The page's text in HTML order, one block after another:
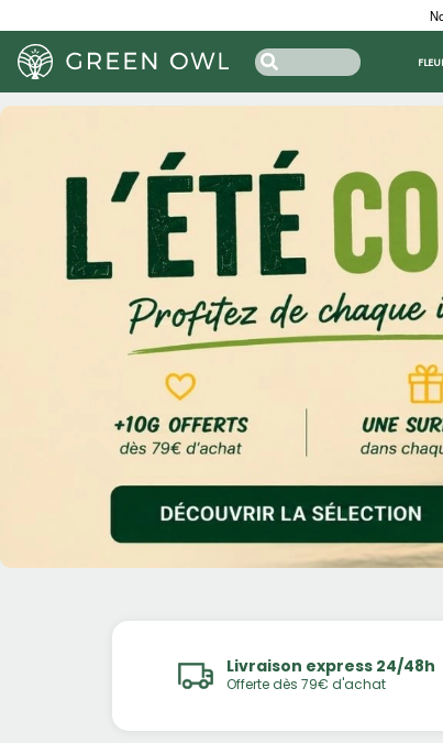
Livraison express 24/48h
Offerte dès 79€ d'achat